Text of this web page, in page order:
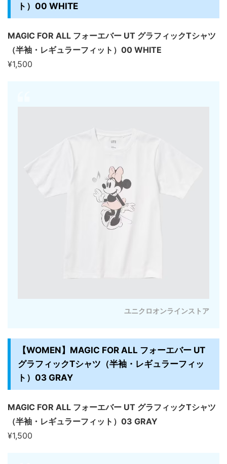
ト）00 WHITE
MAGIC FOR ALL フォーエバー UT グラフィックTシャツ
（半袖・レギュラーフィット）00 WHITE
¥1,500
ユニクロオンラインストア
【WOMEN】MAGIC FOR ALL フォーエバー UT
グラフィックTシャツ（半袖・レギュラーフィッ
ト）03 GRAY
MAGIC FOR ALL フォーエバー UT グラフィックTシャツ
（半袖・レギュラーフィット）03 GRAY
¥1,500